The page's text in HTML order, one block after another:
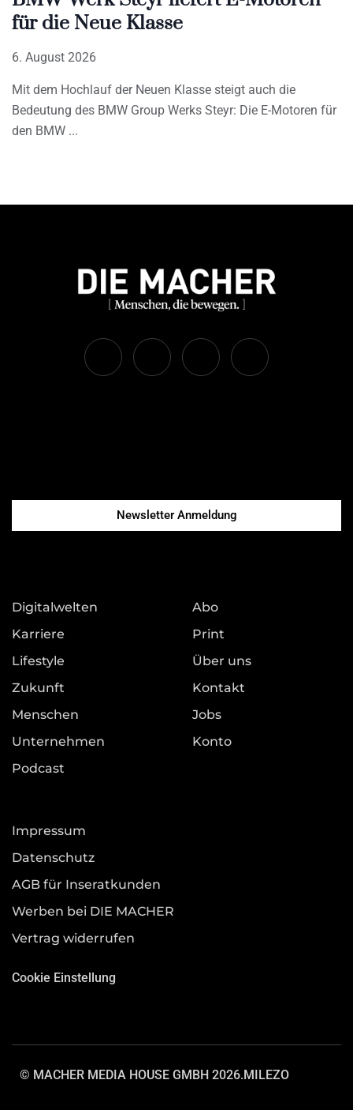
für die Neue Klasse
6. August 2026
Mit dem Hochlauf der Neuen Klasse steigt auch die
Bedeutung des BMW Group Werks Steyr: Die E-Motoren für
den BMW
Newsletter Anmeldung
Digitalwelten
Karriere
Lifestyle
Zukunft
Menschen
Unternehmen
Podcast
Abo
Print
Über uns
Kontakt
Jobs
Konto
Impressum
Datenschutz
AGB für Inseratkunden
Werben bei DIE MACHER
Vertrag widerrufen
Cookie Einstellung
© MACHER MEDIA HOUSE GMBH 2026.MILEZO